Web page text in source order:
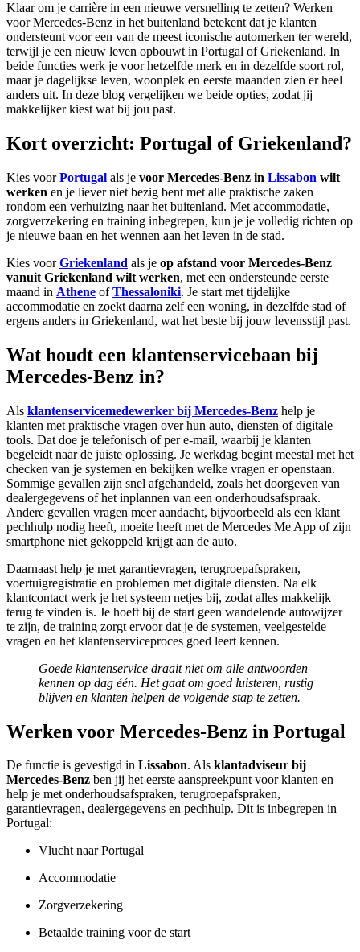
Klaar om je carrière in een nieuwe versnelling te zetten? Werken
voor Mercedes-Benz in het buitenland betekent dat je klanten
ondersteunt voor een van de meest iconische automerken ter wereld,
terwijl je een nieuw leven opbouwt in Portugal of Griekenland. In
beide functies werk je voor hetzelfde merk en in dezelfde soort rol,
maar je dagelijkse leven, woonplek en eerste maanden zien er heel
anders uit. In deze blog vergelijken we beide opties, zodat jij
makkelijker kiest wat bij jou past.
Kort overzicht: Portugal of Griekenland?
Kies voorPortugal als je voor Mercedes-Benz in Lissabon wilt
werken en je liever niet bezig bent met alle praktische zaken
rondom een verhuizing naar het buitenland. Met accommodatie,
zorgverzekering en training inbegrepen, kun je je volledig richten op
je nieuwe baan en het wennen aan het leven in de stad.
Kies voorGriekenland als je op afstand voor Mercedes-Benz
vanuit Griekenland wilt werken, met een ondersteunde eerste
maand in Athene ofThessaloniki. Je start met tijdelijke
accommodatie en zoekt daarna zelf een woning, in dezelfde stad of
ergens anders in Griekenland, wat het beste bij jouw levensstijl past.
Wat houdt een klantenservicebaan bij
Mercedes-Benz in?
Als klantenservicemedewerker bij Mercedes-Benz help je
klanten met praktische vragen over hun auto, diensten of digitale
tools. Dat doe je telefonisch of per e-mail, waarbij je klanten
begeleidt naar de juiste oplossing. Je werkdag begint meestal met het
checken van je systemen en bekijken welke vragen er openstaan.
Sommige gevallen zijn snel afgehandeld, zoals het doorgeven van
dealergegevens of het inplannen van een onderhoudsafspraak.
Andere gevallen vragen meer aandacht, bijvoorbeeld als een klant
pechhulp nodig heeft, moeite heeft met de Mercedes Me App of zijn
smartphone niet gekoppeld krijgt aan de auto.
Daarnaast help je met garantievragen, terugroepafspraken,
voertuigregistratie en problemen met digitale diensten. Na elk
klantcontact werk je het systeem netjes bij, zodat alles makkelijk
terug te vinden is. Je hoeft bij de start geen wandelende autowijzer
te zijn, de training zorgt ervoor dat je de systemen, veelgestelde
vragen en het klantenserviceproces goed leert kennen.
Goede klantenservice draait niet om alle antwoorden
kennen op dag één. Het gaat om goed luisteren, rustig
blijven en klanten helpen de volgende stap te zetten.
Werken voor Mercedes-Benz in Portugal
De functie is gevestigd in Lissabon. Als klantadviseur bij
Mercedes-Benz ben jij het eerste aanspreekpunt voor klanten en
help je met onderhoudsafspraken, terugroepafspraken,
garantievragen, dealergegevens en pechhulp. Dit is inbegrepen in
Portugal:
Vlucht naar Portugal
Accommodatie
Zorgverzekering
Betaalde training voor de start